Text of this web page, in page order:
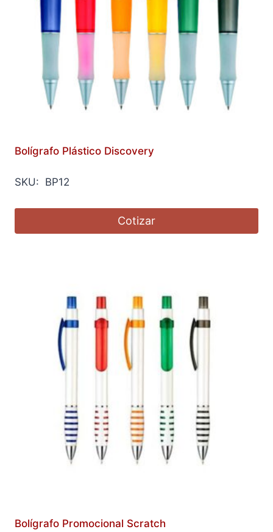
Bolígrafo Plástico Discovery
SKU: BP12
Cotizar
Bolígrafo Promocional Scratch